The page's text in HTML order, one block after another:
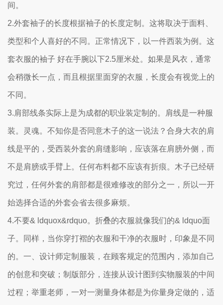
间。
2.外套袖子的长度根据袖子的长度定制。这将取决于面料、
类型和个人喜好的不同。正常情况下，以一件西装为例。这
套衣服的袖子 好在手腕以下2.5厘米处。如果是风衣，通常
会稍微长一点，而且根据里面穿的衣服，长度会有视觉上的
不同。
3.肩部线条实际上是为成都的职业装定制的。肩线是一种服
装。灵魂。不知你是否同意木子的这一说法？合身大衣的肩
线是平的，受西装外套的肩缝影响，应该落在肩膀外侧，而
不是肩膀或手臂上。任何布料都不应该有折痕。木子已经研
究过，任何外套的肩部都是很难修改的部分之一，所以一开
始选择合适的外套会省去很多麻烦。
4.不要& ldquox&rdquo。折叠的衣服就像我们的& ldquo面
子。同样，当你穿打褶的衣服和干净的衣服时，印象是不同
的。一、设计师定制服装，在顾客规定的范围内，添加自己
的创意和突破；制版部分，连接从设计图到实物服装的中间
过程；举重老师，一对一测量身体都是为你量身定做的，适